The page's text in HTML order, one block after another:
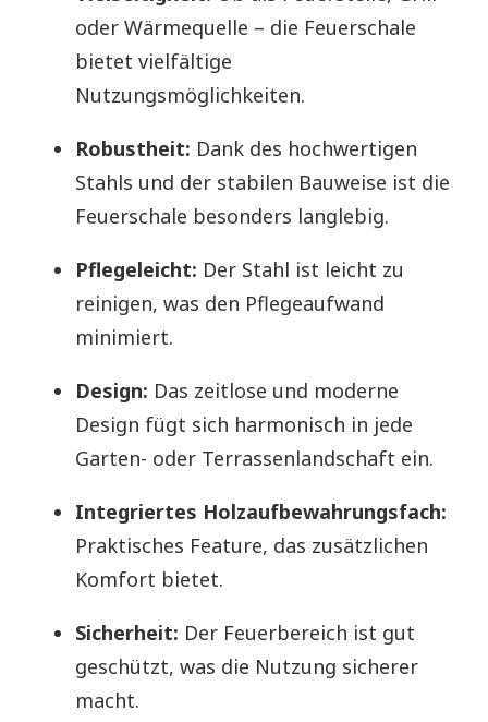
oder Wärmequelle – die Feuerschale
bietet vielfältige
Nutzungsmöglichkeiten.
Robustheit: Dank des hochwertigen
Stahls und der stabilen Bauweise ist die
Feuerschale besonders langlebig.
Pflegeleicht: Der Stahl ist leicht zu
reinigen, was den Pflegeaufwand
minimiert.
Design: Das zeitlose und moderne
Design fügt sich harmonisch in jede
Garten- oder Terrassenlandschaft ein.
Integriertes Holzaufbewahrungsfach:
Praktisches Feature, das zusätzlichen
Komfort bietet.
Sicherheit: Der Feuerbereich ist gut
geschützt, was die Nutzung sicherer
macht.